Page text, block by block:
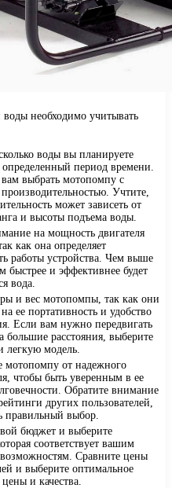
необходимо учитывать
воды вы планируете
определенный период времени.
выбрать мотопомпу с
Учтите,
может зависеть от
и высоты подъема воды.
на мощность двигателя
как она определяет
работы устройства. Чем выше
быстрее и эффективнее будет
вода.
и вес мотопомпы, так как они
ее портативность и удобство
Если вам нужно передвигать
большие расстояния, выберите
легкую модель.
мотопомпу от надежного
чтобы быть уверенным в ее
Обратите внимание
других пользователей,
правильный выбор.
бюджет и выберите
соответствует вашим
Сравните цены
и выберите оптимальное
и качества.